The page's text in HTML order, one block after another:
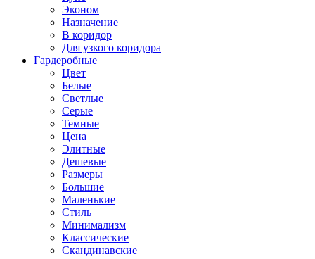
Эконом
Назначение
В коридор
Для узкого коридора
Гардеробные
Цвет
Белые
Светлые
Серые
Темные
Цена
Элитные
Дешевые
Размеры
Большие
Маленькие
Стиль
Минимализм
Классические
Скандинавские